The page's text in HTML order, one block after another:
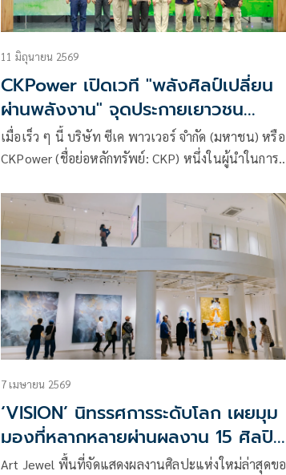
11 มิถุนายน 2569
CKPower เปิดเวที "พลังศิลป์เปลี่ยน
ผ่านพลังงาน" จุดประกายเยาวชน
ถ่ายทอดพลังงานหมุนเวียนผ่านงาน
ศิลปะ
เมื่อเร็ว ๆ นี้ บริษัท ซีเค พาวเวอร์ จำกัด (มหาชน) หรือ
CKPower (ชื่อย่อหลักทรัพย์: CKP) หนึ่งในผู้นำในการ
7 เมษายน 2569
‘VISION’ นิทรรศการระดับโลก เผยมุม
มองที่หลากหลายผ่านผลงาน 15 ศิลปิน
จาก 10 ประเทศทั่วโลก
Art Jewel พื้นที่จัดแสดงผลงานศิลปะแห่งใหม่ล่าสุดข